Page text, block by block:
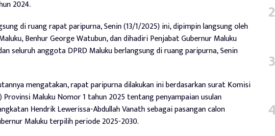
2024.
di ruang rapat paripurna, Senin (13/1/2025) ini, dipimpin langsung oleh
Benhur George Watubun, dan dihadiri Penjabat Gubernur Maluku
seluruh anggota DPRD Maluku berlangsung di ruang paripurna, Senin
mengatakan, rapat paripurna dilakukan ini berdasarkan surat Komisi
Provinsi Maluku Nomor 1 tahun 2025 tentang penyampaian usulan
Hendrik Lewerissa-Abdullah Vanath sebagai pasangan calon
Maluku terpilih periode 2025-2030.